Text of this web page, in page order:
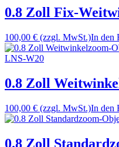
0.8 Zoll Fix-
100,00 € (zzgl. MwSt.)In den
0.8 Zoll
100,00 € (zzgl. MwSt.)In den
0.8 Zoll